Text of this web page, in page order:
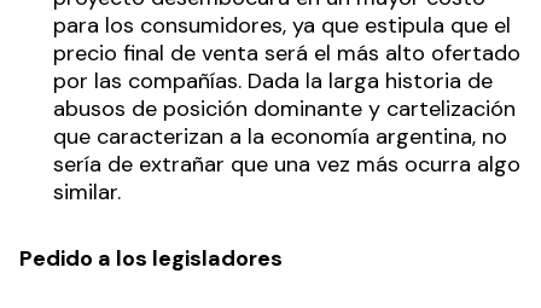
para los consumidores, ya que estipula que el
precio final de venta será el más alto ofertado
por las compañías. Dada la larga historia de
abusos de posición dominante y cartelización
que caracterizan a la economía argentina, no
sería de extrañar que una vez más ocurra algo
similar.
Pedido a los legisladores